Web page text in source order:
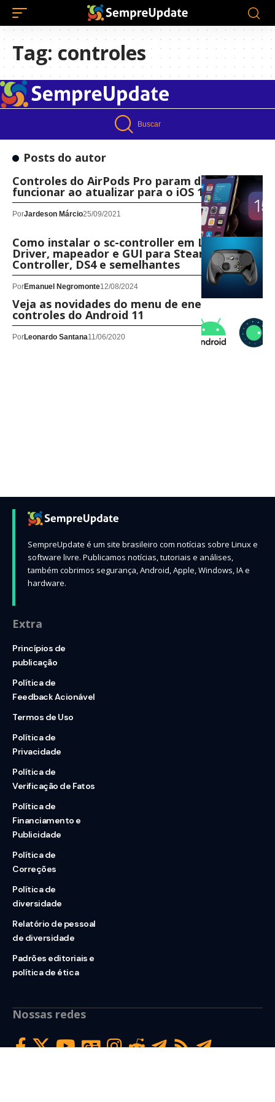
Tag: controles
Buscar
Posts do autor
Controles do AirPods Pro param de
funcionar ao atualizar para o iOS 15
PorJardeson Márcio25/09/2021
Como instalar o sc-controller em Linux!
Driver, mapeador e GUI para Steam
Controller, DS4 e semelhantes
PorEmanuel Negromonte12/08/2024
Veja as novidades do menu de energia e dos
controles do Android 11
PorLeonardo Santana11/06/2020
SempreUpdate é um site brasileiro com notícias sobre Linux e
software livre. Publicamos notícias, tutoriais e análises,
também cobrimos segurança, Android, Apple, Windows, IA e
hardware.
Extra
Princípios de
publicação
Política de
Feedback Acionável
Termos de Uso
Política de
Privacidade
Política de
Verificação de Fatos
Política de
Financiamento e
Publicidade
Política de
Correções
Política de
diversidade
Relatório de pessoal
de diversidade
Padrões editoriais e
política de ética
Nossas redes